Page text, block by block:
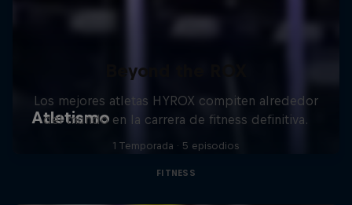
Beyond the ROX
Los mejores atletas HYROX compiten alrededor
del mundo en la carrera de fitness definitiva.
1 Temporada · 5 episodios
FITNESS